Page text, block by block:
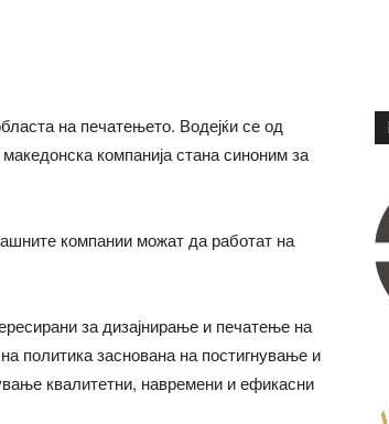
на печатењето. Водејќи се од
компанија стана синоним за
компании можат да работат на
за дизајнирање и печатење на
политика заснована на постигнување и
квалитетни, навремени и ефикасни